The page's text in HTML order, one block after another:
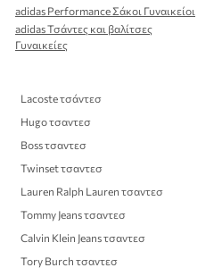
adidas Performance Σάκοι Γυναικείοι
adidas Τσάντες και βαλίτσες
Γυναικείες
Lacoste τσάντεσ
Hugo τσαντεσ
Boss τσαντεσ
Twinset τσαντεσ
Lauren Ralph Lauren τσαντεσ
Tommy Jeans τσαντεσ
Calvin Klein Jeans τσαντεσ
Tory Burch τσαντεσ